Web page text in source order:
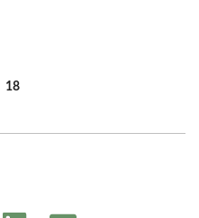
18